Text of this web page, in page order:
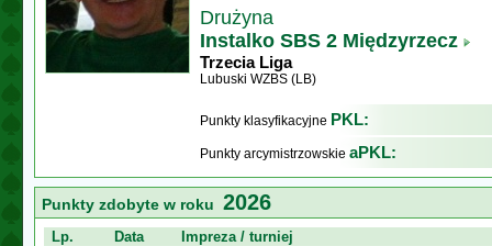
Drużyna
Instalko SBS 2 Międzyrzecz
Trzecia Liga
Lubuski WZBS (LB)
Punkty klasyfikacyjne PKL:
Punkty arcymistrzowskie aPKL:
Punkty zdobyte w roku 2026
Lp. Data
Impreza / turniej